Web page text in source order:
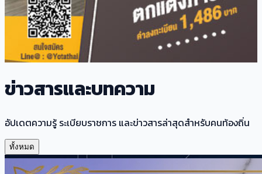
ข่าวสารและบทความ
อัปเดตความรู้ ระเบียบราชการ และข่าวสารล่าสุดสำหรับคนท้องถิ่น
ทั้งหมด